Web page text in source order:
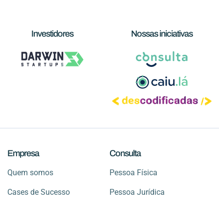
Investidores Nossas iniciativas
Empresa
Quem somos
Cases de Sucesso
Consulta
Pessoa Física
Pessoa Jurídica